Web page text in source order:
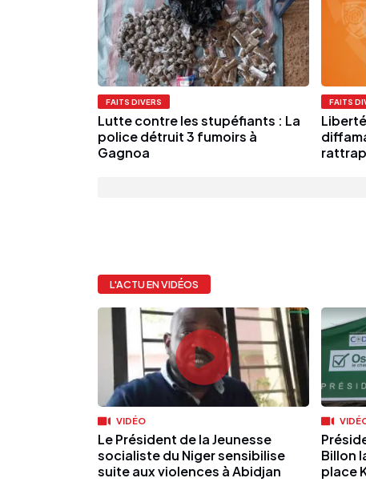
FAITS DIVERS
Lutte contre les stupéfiants : La
police détruit 3 fumoirs à
Gagnoa
FAITS
L'ACTU EN VIDÉOS
VIDÉO
Le Président de la Jeunesse
socialiste du Niger sensibilise
suite aux violences à Abidjan
Billon
place